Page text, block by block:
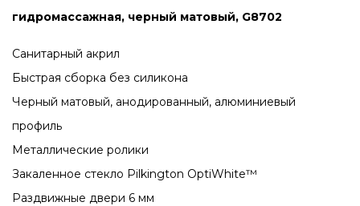
гидромассажная, черный матовый, G8702
Санитарный акрил
Быстрая сборка без силикона
Черный матовый, анодированный, алюминиевый
профиль
Металлические ролики
Закаленное стекло Pilkington OptiWhite™
Раздвижные двери 6 мм